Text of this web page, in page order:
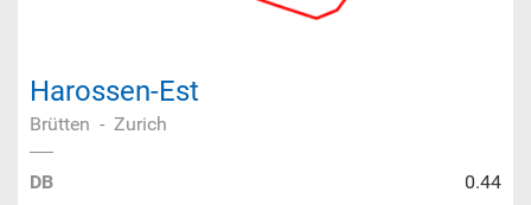
Harossen-Est
Brütten - Zurich
DB
0.44